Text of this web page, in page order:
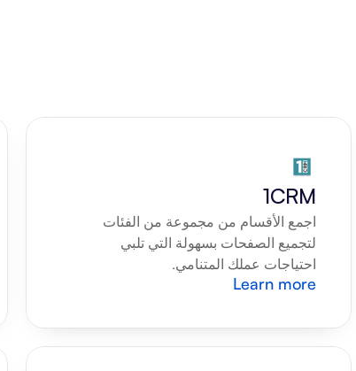
1CRM
احتياجات عملك المتنامي.
Learn more